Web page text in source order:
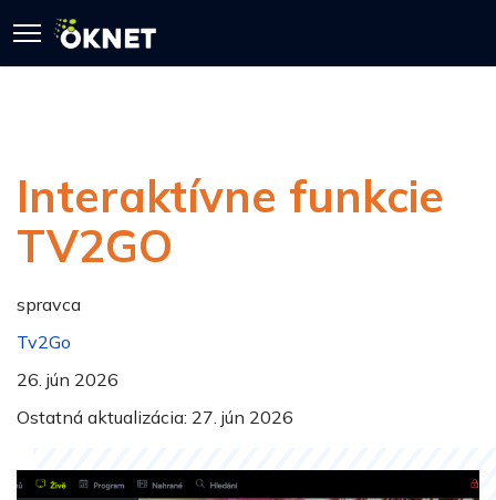
Interaktívne funkcie
TV2GO
spravca
Tv2Go
26. jún 2026
Ostatná aktualizácia: 27. jún 2026